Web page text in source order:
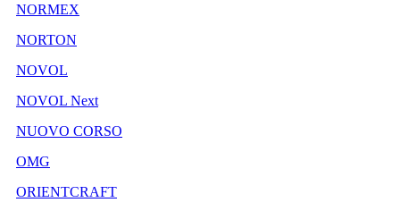
NORMEX
NORTON
NOVOL
NOVOL Next
NUOVO CORSO
OMG
ORIENTCRAFT